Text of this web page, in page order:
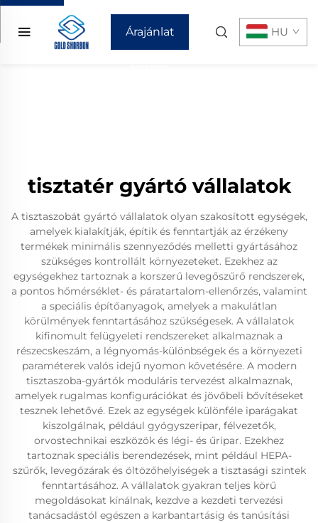
Árajánlat HU
tisztatér gyártó vállalatok
A tisztaszobát gyártó vállalatok olyan szakosított egységek,
amelyek kialakítják, építik és fenntartják az érzékeny
termékek minimális szennyeződés melletti gyártásához
szükséges kontrollált környezeteket. Ezekhez az
egységekhez tartoznak a korszerű levegőszűrő rendszerek,
a pontos hőmérséklet- és páratartalom-ellenőrzés, valamint
a speciális építőanyagok, amelyek a makulátlan
körülmények fenntartásához szükségesek. A vállalatok
kifinomult felügyeleti rendszereket alkalmaznak a
részecskeszám, a légnyomás-különbségek és a környezeti
paraméterek valós idejű nyomon követésére. A modern
tisztaszoba-gyártók moduláris tervezést alkalmaznak,
amelyek rugalmas konfigurációkat és jövőbeli bővítéseket
tesznek lehetővé. Ezek az egységek különféle iparágakat
kiszolgálnak, például gyógyszeripar, félvezetők,
orvostechnikai eszközök és légi- és űripar. Ezekhez
tartoznak speciális berendezések, mint például HEPA-
szűrők, levegőzárak és öltözőhelyiségek a tisztasági szintek
fenntartásához. A vállalatok gyakran teljes körű
megoldásokat kínálnak, kezdve a kezdeti tervezési
tanácsadástól egészen a karbantartásig és tanúsítási